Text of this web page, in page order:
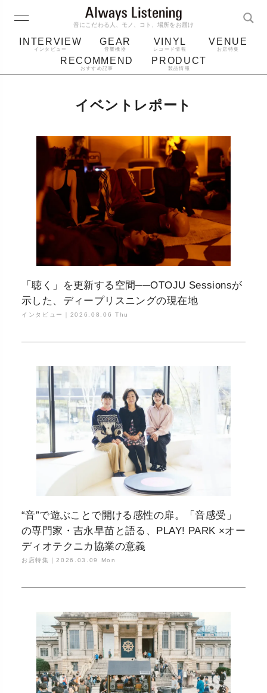
音にこだわる人、モノ、コト、場所をお届け
INTERVIEW
インタビュー
GEAR
音響機器
VINYL
レコード情報
VENUE
お店特集
RECOMMEND
おすすめ記事
PRODUCT
製品情報
ジャケット bluetooth アルバム
イベントレポート
「聴く」を更新する空間──OTOJU Sessionsが
示した、ディープリスニングの現在地
インタビュー｜ 2026.08.06 Thu
“音”で遊ぶことで開ける感性の扉。「音感受」
の専門家・吉永早苗と語る、PLAY! PARK ×オー
ディオテクニカ協業の意義
お店特集｜2026.03.09 Mon